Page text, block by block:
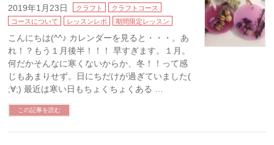
2019年1月23日 クラフト
クラフトコース
コースについて
レッスンレポ 期間限定レッスン
こんにちは(^^♪ カレンダーを見ると・・・。あ
れ！？もう１月後半！！！ 早すぎます。１月。
何だかそんなに寒くないからか、冬！！って感
じもあまりせず。日にちだけが過ぎていました(
;∀;) 最近は寒い日もちょくちょくある …
この記事を読む